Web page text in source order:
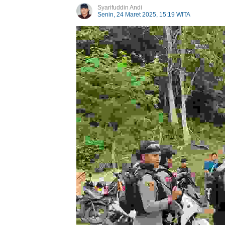
Syarifuddin Andi
Senin, 24 Maret 2025, 15:19 WITA